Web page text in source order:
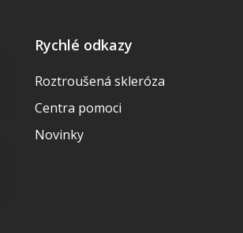
Rychlé odkazy
Roztroušená skleróza
Centra pomoci
Novinky